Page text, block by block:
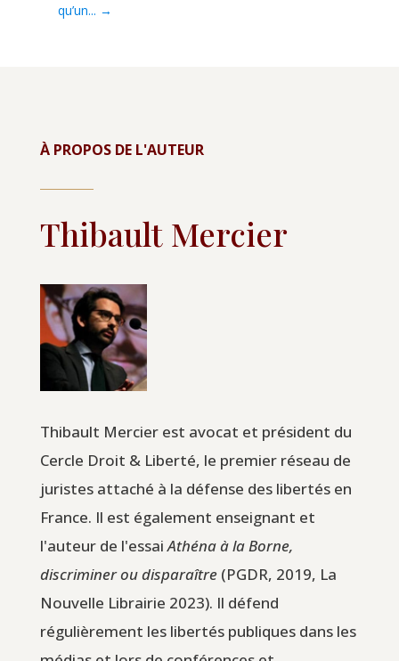
qu’un... →
À PROPOS DE L'AUTEUR
Thibault Mercier
Thibault Mercier est avocat et président du
Cercle Droit & Liberté, le premier réseau de
juristes attaché à la défense des libertés en
France. Il est également enseignant et
l'auteur de l'essaiAthéna à la Borne,
discriminer ou disparaître(PGDR, 2019, La
Nouvelle Librairie 2023). Il défend
régulièrement les libertés publiques dans les